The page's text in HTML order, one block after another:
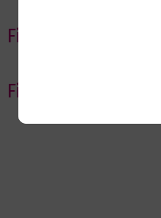
Filtrar por Autor
Filtrar por editorial